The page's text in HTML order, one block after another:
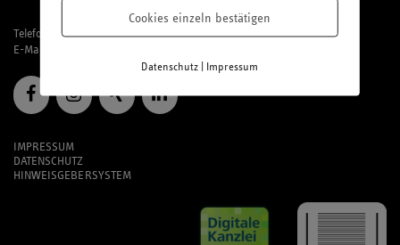
Telefon: 02 21 / 95 74 94-0
E-Mail:
IMPRESSUM
DATENSCHUTZ
HINWEISGEBERSYSTEM
Cookies einzeln bestätigen
Datenschutz| Impressum